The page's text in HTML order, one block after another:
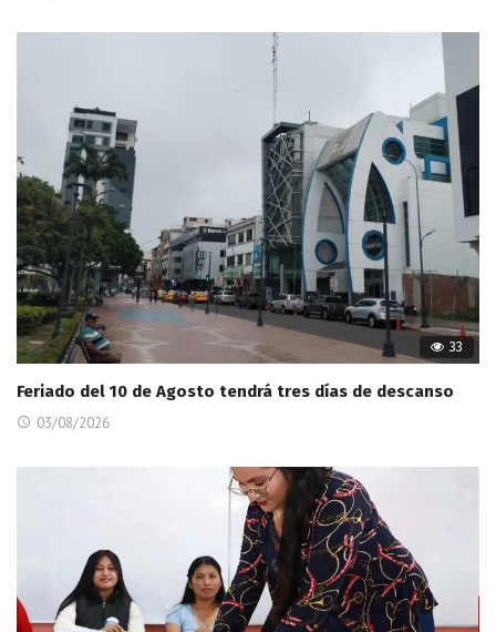
33
Feriado del 10 de Agosto tendrá tres días de descanso
03/08/2026